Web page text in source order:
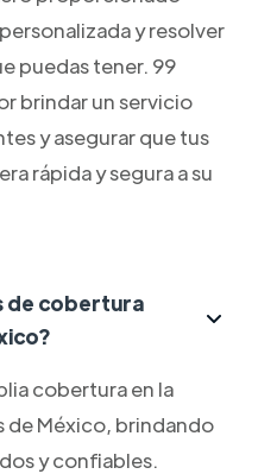
y resolver
puedas tener. 99
brindar un servicio
y asegurar que tus
rápida y segura a su
de cobertura
cobertura en la
de México, brindando
y confiables.